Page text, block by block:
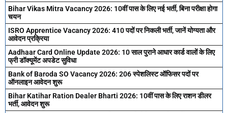
Bihar Vikas Mitra Vacancy 2026: 10वीं पास के लिए नई भर्ती, बिना परीक्षा होगा
चयन
ISRO Apprentice Vacancy 2026: 410 पदों पर निकली भर्ती, जानें योग्यता और
आवेदन प्रक्रिया
Aadhaar Card Online Update 2026: 10 साल पुराने आधार कार्ड वालों के लिए
फ्री डॉक्यूमेंट अपडेट सुविधा
Bank of Baroda SO Vacancy 2026: 206 स्पेशलिस्ट ऑफिसर पदों पर
ऑनलाइन आवेदन शुरू
Bihar Katihar Ration Dealer Bharti 2026: 10वीं पास के लिए राशन डीलर
भर्ती, आवेदन शुरू